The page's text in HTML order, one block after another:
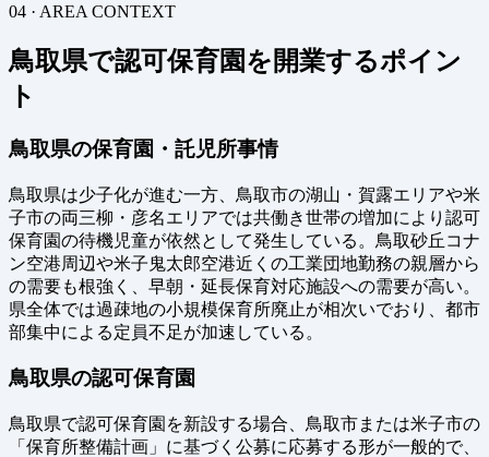
04 · AREA CONTEXT
鳥取県で認可保育園を開業するポイン
ト
鳥取県の保育園・託児所事情
鳥取県は少子化が進む一方、鳥取市の湖山・賀露エリアや米
子市の両三柳・彦名エリアでは共働き世帯の増加により認可
保育園の待機児童が依然として発生している。鳥取砂丘コナ
ン空港周辺や米子鬼太郎空港近くの工業団地勤務の親層から
の需要も根強く、早朝・延長保育対応施設への需要が高い。
県全体では過疎地の小規模保育所廃止が相次いでおり、都市
部集中による定員不足が加速している。
鳥取県の認可保育園
鳥取県で認可保育園を新設する場合、鳥取市または米子市の
「保育所整備計画」に基づく公募に応募する形が一般的で、